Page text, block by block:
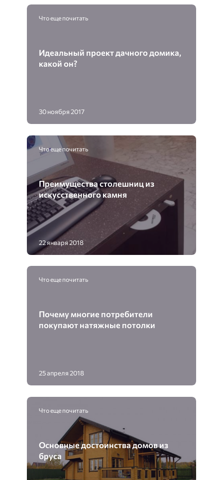
Что еще почитать
Идеальный проект дачного домика,
какой он?
30 ноября 2017
Что еще почитать
Преимущества столешниц из
искусственного камня
22 января 2018
Что еще почитать
Почему многие потребители
покупают натяжные потолки
25 апреля 2018
Что еще почитать
Основные достоинства домов из
бруса